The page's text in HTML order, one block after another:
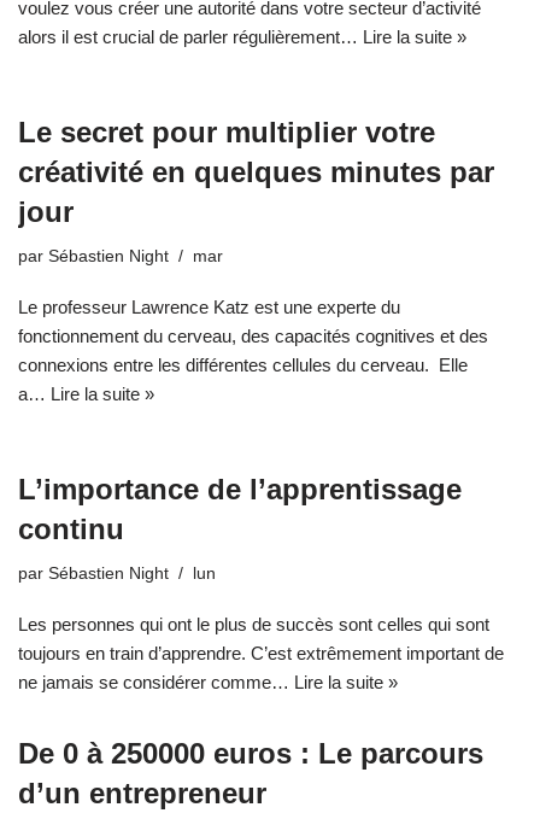
voulez vous créer une autorité dans votre secteur d’activité
alors il est crucial de parler régulièrement… Lire la suite »
Le secret pour multiplier votre
créativité en quelques minutes par
jour
par Sébastien Night mar
Le professeur Lawrence Katz est une experte du
fonctionnement du cerveau, des capacités cognitives et des
connexions entre les différentes cellules du cerveau. Elle
a… Lire la suite »
L’importance de l’apprentissage
continu
par Sébastien Night lun
Les personnes qui ont le plus de succès sont celles qui sont
toujours en train d’apprendre. C’est extrêmement important de
ne jamais se considérer comme… Lire la suite »
De 0 à 250000 euros : Le parcours
d’un entrepreneur